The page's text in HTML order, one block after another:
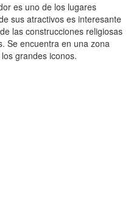
es uno de los lugares
sus atractivos es interesante
las construcciones religiosas
Se encuentra en una zona
grandes iconos.